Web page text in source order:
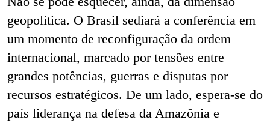
geopolítica. O Brasil sediará a conferência em
um momento de reconfiguração da ordem
internacional, marcado por tensões entre
grandes potências, guerras e disputas por
recursos estratégicos. De um lado, espera-se do
país liderança na defesa da Amazônia e